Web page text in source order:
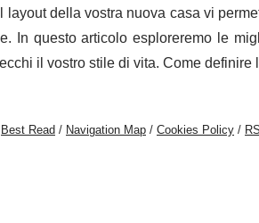
layout della vostra nuova casa vi
In questo articolo esploreremo le
il vostro stile di vita. Come definire
Best Read / Navigation Map / Cookies Policy /